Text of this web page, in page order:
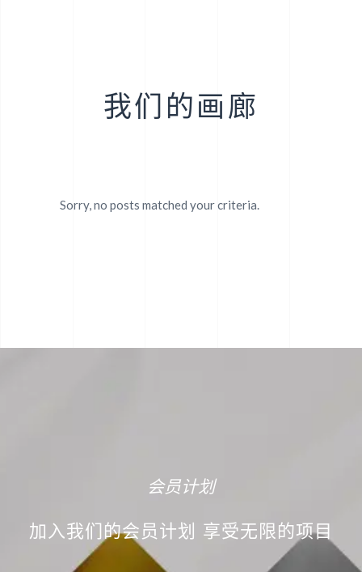
我们的画廊
Sorry, no posts matched your criteria.
会员计划
加入我们的会员计划 享受无限的项目